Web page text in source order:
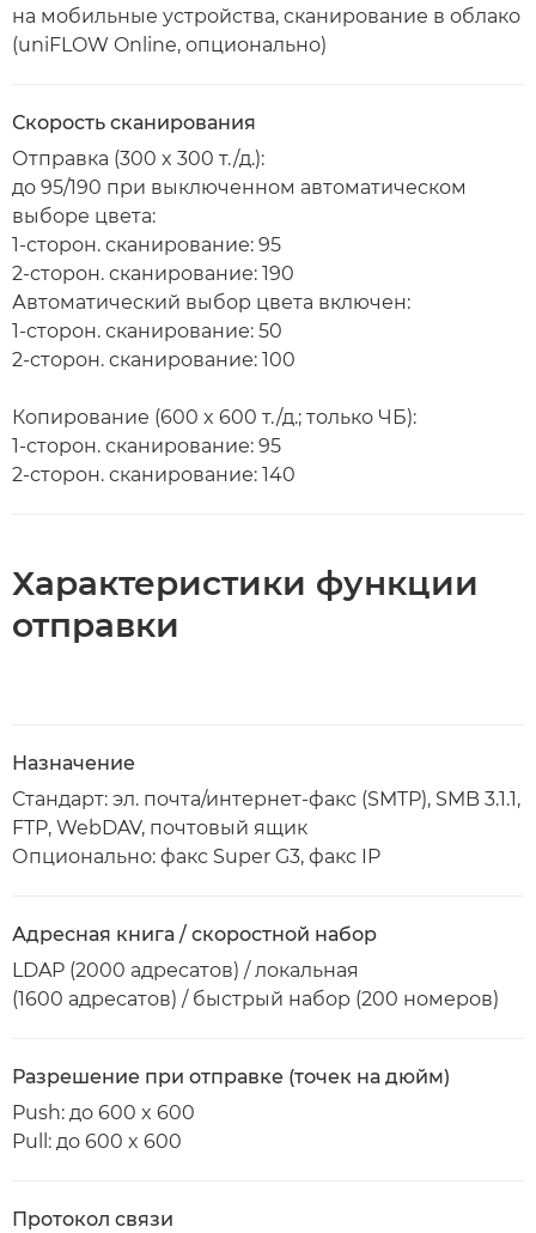
на мобильные устройства, сканирование в облако
(uniFLOW Online, опционально)
Скорость сканирования
Отправка (300 x 300 т./д.):
до 95/190 при выключенном автоматическом
выборе цвета:
1-сторон. сканирование: 95
2-сторон. сканирование: 190
Автоматический выбор цвета включен:
1-сторон. сканирование: 50
2-сторон. сканирование: 100
Копирование (600 x 600 т./д.; только ЧБ):
1-сторон. сканирование: 95
2-сторон. сканирование: 140
Характеристики функции
отправки
Назначение
Стандарт: эл. почта/интернет-факс (SMTP), SMB 3.1.1,
FTP, WebDAV, почтовый ящик
Опционально: факс Super G3, факс IP
Адресная книга / скоростной набор
LDAP (2000 адресатов) / локальная
(1600 адресатов) / быстрый набор (200 номеров)
Разрешение при отправке (точек на дюйм)
Push: до 600 x 600
Pull: до 600 x 600
Протокол связи